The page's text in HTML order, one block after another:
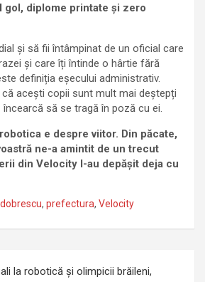
gol, diplome printate și zero
și să fii întâmpinat de un oficial care
și care îți întinde o hârtie fără
definiția eșecului administrativ.
acești copii sunt mult mai deștepți
să se tragă în poză cu ei.
e despre viitor. Din păcate,
ne-a amintit de un trecut
din Velocity l-au depășit deja cu
, prefectura, Velocity
la robotică și olimpicii brăileni,